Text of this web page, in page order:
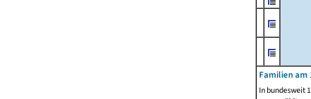
Familien am
In bundesweit